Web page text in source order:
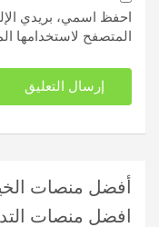
احفظ اسمي، بريدي
المتصفح لاستخدامها
أفضل منصات
افضل منصات